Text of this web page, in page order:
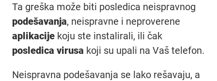
Ta greška može biti posledica neispravnog
podešavanja, neispravne i neproverene
aplikacije koju ste instalirali, ili čak
posledica virusa koji su upali na Vaš telefon.
Neispravna podešavanja se lako rešavaju, a